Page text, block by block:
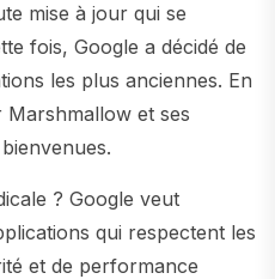
mise à jour qui se
fois, Google a décidé de
les plus anciennes. En
et ses
? Google veut
qui respectent les
et de performance